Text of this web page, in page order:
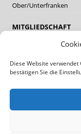
Diese Website
bestätigen Sie die
Ober/Unterfranken
MITGLIEDSCHAFT
Mitglied werden
Datenschutz